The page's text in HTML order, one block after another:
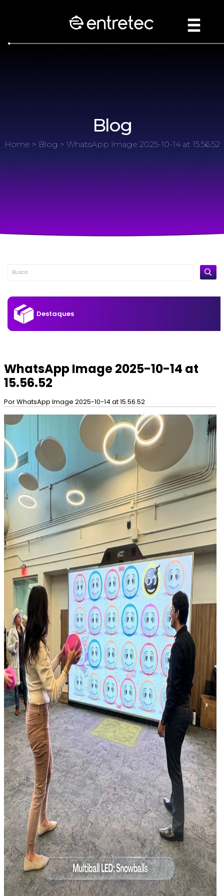
Blog
Home > Blog > WhatsApp Image 2025-10-14 at 15.56.52
WhatsApp Image 2025-10-14 at
15.56.52
Por WhatsApp Image 2025-10-14 at 15.56.52
Destaques